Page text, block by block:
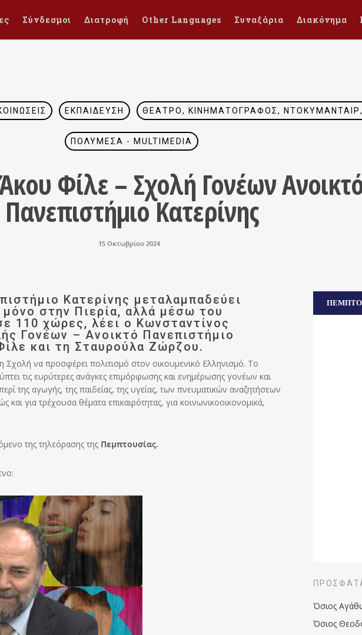
Σύνδεσμοι Διατροφή Other Languages Συναξάρια Διακόνημα
ΕΚΠΑΊΔΕΥΣΗ ΘΈΑΤΡΟ, ΚΙΝΗΜΑΤΟΓΡΆΦΟΣ, ΝΤΟΚΥΜΑΝΤΑΊΡ,
ΠΟΛΥΜΈΣΑ - MULTIMEDIA
Φίλε – Σχολή Γονέων
Πανεπιστήμιο Κατερίνης
15 Οκτωβρίου 2024
Κατερίνης μεταλαμπαδεύει
στην Πιερία, αλλά μέσω του
110 χώρες, λέει ο Κωνσταντίνος
Γονέων – Ανοικτό Πανεπιστήμιο
και τη Σταυρούλα Ζώρζου.
η Σχολή να προσφέρει πολιτισμό στον οικουμενικό Ελληνισμό. Το
τις ευρύτερες ανάγκες επιμόρφωσης και ενημέρωσης γονέων και
της αγωγής, της παιδείας, της υγείας, των πνευματικών αναζητήσεων
για τρέχουσα θέματα επικαιρότητας, για κοινωνικοοικονομικά,
της τηλεόρασης της Πεμπτουσίας.
Όσιος
Όσιος